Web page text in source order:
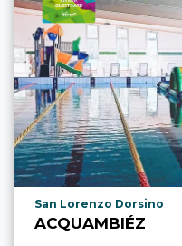
aria.poi_location_prefix
San Lorenzo Dorsino
ACQUAMBIÉZ